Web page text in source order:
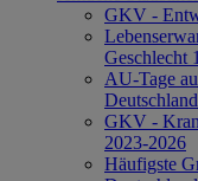
GKV -
Geschlecht
AU-Tage
GKV -
2023-2026
Häufigste